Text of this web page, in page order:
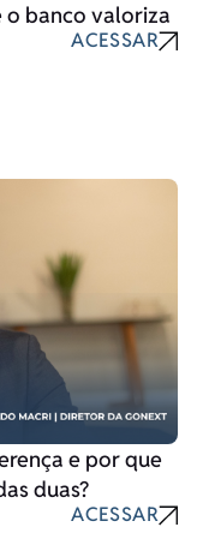
o banco valoriza
ACESSAR
e por que
duas?
ACESSAR